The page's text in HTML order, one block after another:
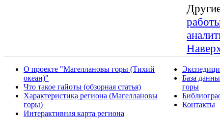
О проекте "Магеллановы горы (Тихий
океан)"
Что такое гайоты (обзорная статья)
Характеристика региона (Магеллановы
горы)
Интерактивная карта региона
База
горы
Контакты